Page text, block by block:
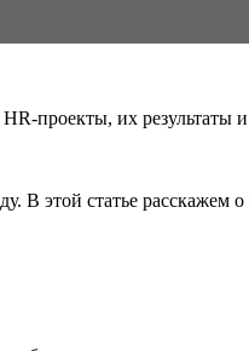
проекты, их результаты
В этой статье расскажем